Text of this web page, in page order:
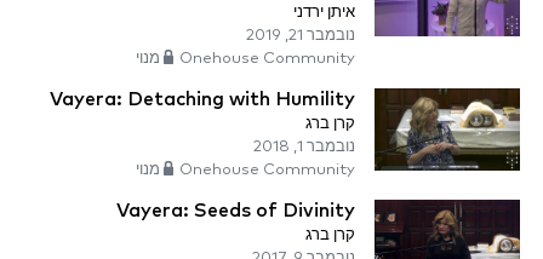
איתן ירדני
נובמבר 21, 2019
Onehouse Community מנוי
Vayera: Detaching with Humility
קרן ברג
נובמבר 1, 2018
Onehouse Community מנוי
Vayera: Seeds of Divinity
קרן ברג